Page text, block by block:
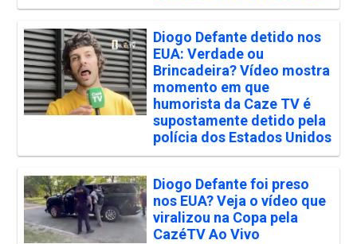
Diogo Defante detido nos
EUA: Verdade ou
Brincadeira? Vídeo mostra
momento em que
humorista da Caze TV é
supostamente detido pela
polícia dos Estados Unidos
Diogo Defante foi preso
nos EUA? Veja o vídeo que
viralizou na Copa pela
CazéTV Ao Vivo